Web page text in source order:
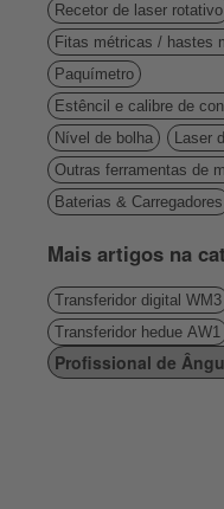
Recetor de laser rotativo
Fitas métricas / hastes
Paquímetro
Estêncil e calibre de
Nível de bolha
Laser
Outras ferramentas de
Baterias & Carregadores
Mais artigos na
Transferidor digital WM3
Transferidor hedue AW1
Profissional de